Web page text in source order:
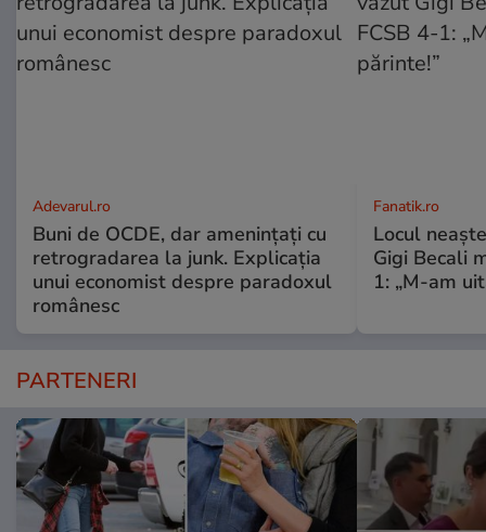
Adevarul.ro
Buni de OCDE, dar amenințați cu
retrogradarea la junk. Explicația
unui economist despre paradoxul
românesc
Fanatik.ro
Locul
Gigi Becali
1: „M-am
PARTENERI